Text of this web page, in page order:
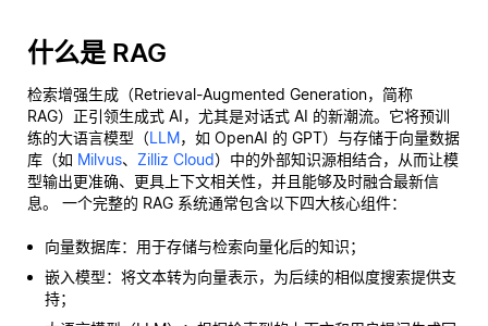
什么是 RAG
检索增强生成（Retrieval-Augmented Generation，简称
RAG）正引领生成式 AI，尤其是对话式 AI 的新潮流。它将预训
练的大语言模型（LLM，如 OpenAI 的 GPT）与存储于向量数据
库（如 Milvus、 Zilliz Cloud）中的外部知识源相结合，从而让模
型输出更准确、更具上下文相关性，并且能够及时融合最新信
息。 一个完整的 RAG 系统通常包含以下四大核心组件：
向量数据库：用于存储与检索向量化后的知识；
嵌入模型：将文本转为向量表示，为后续的相似度搜索提供支
持；